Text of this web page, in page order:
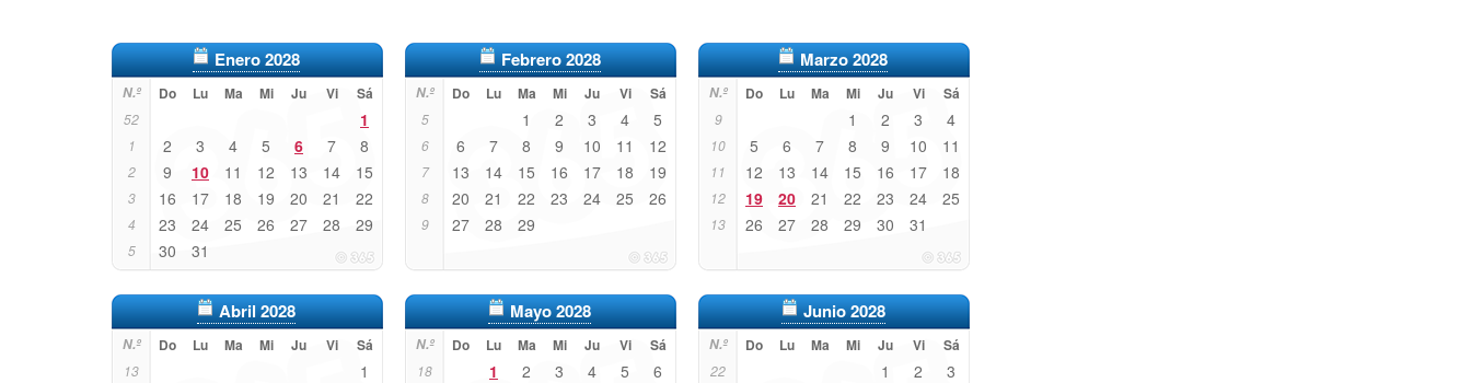
Enero 2028
N.º Do Lu Ma Mi Ju Vi Sá
52 1
1 2 3 4 5 6 7 8
2 9 10 11 12 13 14 15
3 16 17 18 19 20 21 22
4 23 24 25 26 27 28 29
5 30 31
Febrero 2028
N.º Do Lu Ma Mi Ju Vi Sá
5 1 2 3 4 5
6 6 7 8 9 10 11 12
7 13 14 15 16 17 18 19
8 20 21 22 23 24 25 26
9 27 28 29
Marzo 2028
N.º Do Lu Ma Mi Ju Vi Sá
9 1 2 3 4
10 5 6 7 8 9 10 11
11 12 13 14 15 16 17 18
12 19 20 21 22 23 24 25
13 26 27 28 29 30 31
Abril 2028
N.º Do Lu Ma Mi Ju Vi Sá
13 1
Mayo 2028
N.º Do Lu Ma Mi Ju Vi Sá
18 1 2 3 4 5 6
Junio 2028
N.º Do Lu Ma Mi Ju Vi Sá
22 1 2 3